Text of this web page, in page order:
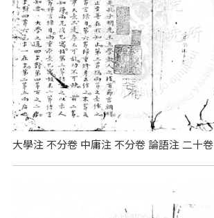
大學注 不分卷 中庸注 不分卷 論語注 二十卷